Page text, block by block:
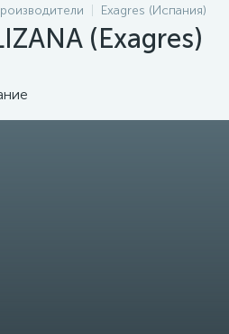
Exagres (Испания)
(Exagres)